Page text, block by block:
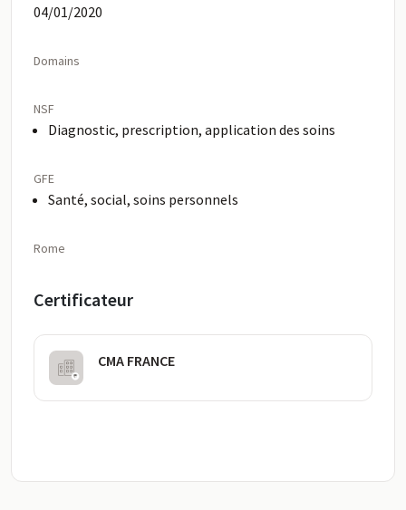
04/01/2020
Domains
NSF
Diagnostic, prescription, application des soins
GFE
Santé, social, soins personnels
Rome
Certificateur
CMA FRANCE